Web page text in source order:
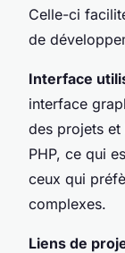
Celle-ci
de
Interface
interface
des projets
PHP, ce qui
ceux qui
complexes.
Liens de